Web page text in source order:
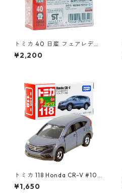
トミカ 40 日産 フェアレディ
Z NISMO（初回特別カラー）#
10801740
¥2,200
トミカ 118 Honda CR-V #104
39028
¥1,650